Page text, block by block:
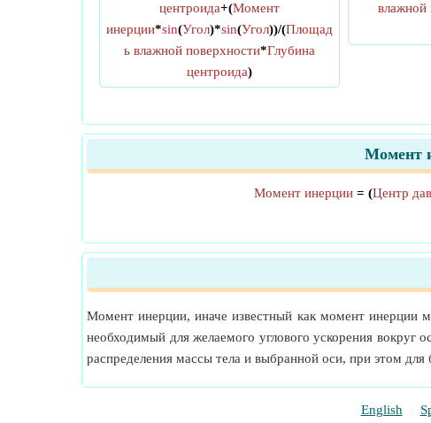
центроида+(Момент
инерции*sin(Угол)*sin(Угол))/(Площад
ь влажной поверхности*Глубина
центроида)
влажной
Момент
Момент инерции= (Центр
Момент инерции, иначе известный как момент инерции
необходимый для желаемого углового ускорения вокруг
распределения массы тела и выбранной оси, при этом
English